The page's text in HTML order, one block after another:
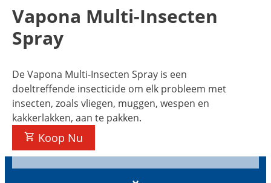
Vapona Multi-Insecten
Spray
De Vapona Multi-Insecten Spray is een
doeltreffende insecticide om elk probleem met
insecten, zoals vliegen, muggen, wespen en
kakkerlakken, aan te pakken.
Koop Nu